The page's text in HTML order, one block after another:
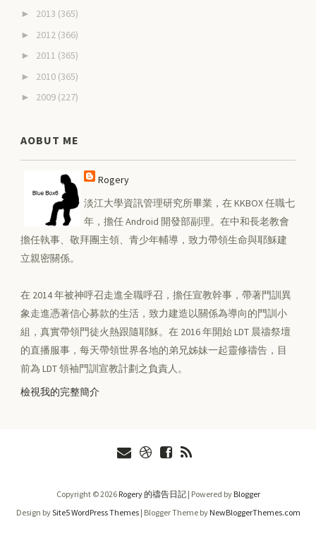
► 2013 (365)
► 2012 (366)
► 2011 (365)
► 2010 (365)
► 2009 (227)
AOBUT ME
Rogery
淡江大學資訊管理研究所畢業，在 KKBOX 任職七
年，擔任 Android 開發部副理。在中和長老教會
擔任執事、敬拜團主領、青少年輔導，致力帶領生命與耶穌建
立親密關係。
在 2014 年被神呼召走進全職呼召，擔任宣教幹事，帶著門訓異
象走進憑著信心募款的生活，致力建造以關係為導向的門訓小
組，真實帶領門徒火熱跟隨耶穌。在 2016 年開始 LDT 晨禱祭壇
的直播服事，每天帶領世界各地的弟兄姊妹一起靈修禱告，目
前為 LDT 領袖門訓宣教計劃之負責人。
檢視我的完整簡介
Copyright ©2026 Rogery 的禱告日記| Powered by Blogger
Design bySite5 WordPress Themes| Blogger Theme by NewBloggerThemes.com